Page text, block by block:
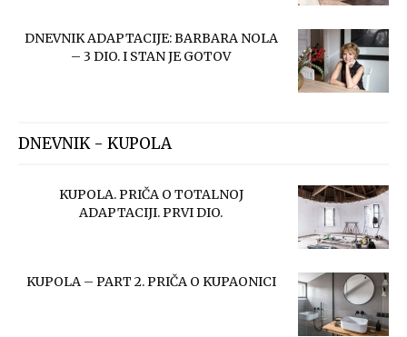
DNEVNIK ADAPTACIJE: BARBARA NOLA
– 3 DIO. I STAN JE GOTOV
DNEVNIK - KUPOLA
KUPOLA. PRIČA O TOTALNOJ
ADAPTACIJI. PRVI DIO.
KUPOLA – PART 2. PRIČA O KUPAONICI